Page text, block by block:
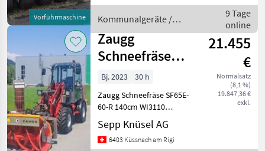
Kommunalfahrzeuge
15
anzeigen
MARKEN
Wiedenmann
Iseki
Vorführmaschine
Kommunalgeräte /
Redexim
9 Tage
online
Zaugg
Schneefräse
SF65E-60-R
140cm
21.455
€
Normalsatz
(8,1 %)
19.847,36 €
exkl.
Bj. 2023
30 h
Zaugg Schneefräse SF65E-
60-R 140cm WI3110
Hydraulisch Angetrieben
Haspel Durchmesser
650mm, Auswurfkamin
Sepp Knüsel AG
6403 Küssnach am Rigi